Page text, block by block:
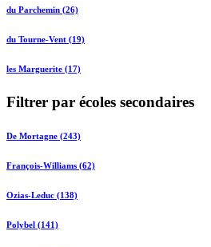
du Parchemin (26)
du Tourne-Vent (19)
les Marguerite (17)
Filtrer par écoles secondaires
De Mortagne (243)
François-Williams (62)
Ozias-Leduc (138)
Polybel (141)